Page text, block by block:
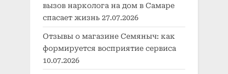
вызов нарколога на дом в Самаре
спасает жизнь 27.07.2026
Отзывы о магазине Семяныч: как
формируется восприятие сервиса
10.07.2026